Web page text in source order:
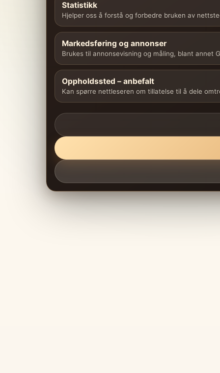
Statistikk
Hjelper oss å forstå og forbedre bruken av
Markedsføring og annonser
Brukes til annonsevisning og måling, blant annet
Oppholdssted – anbefalt
Kan spørre nettleseren om tillatelse til å dele